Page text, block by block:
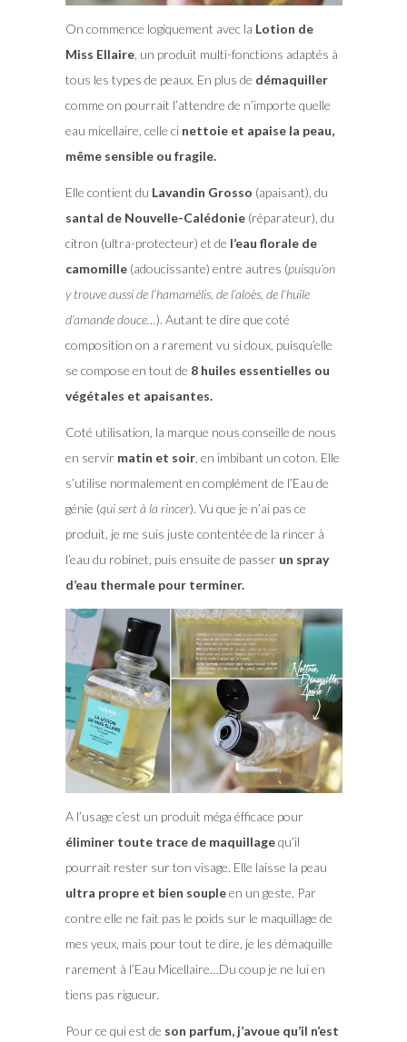
On commence logiquement avec la Lotion de
Miss Ellaire, un produit multi-fonctions adaptés à
tous les types de peaux. En plus de démaquiller
comme on pourrait l’attendre de n’importe quelle
eau micellaire, celle ci nettoie et apaise la peau,
même sensible ou fragile.
Elle contient du Lavandin Grosso (apaisant), du
santal de Nouvelle-Calédonie(réparateur), du
citron (ultra-protecteur) et de l’eau florale de
camomille(adoucissante) entre autres (puisqu’on
y trouve aussi de l’hamamélis, de l’aloès, de l’huile
d’amande douce…). Autant te dire que coté
composition on a rarement vu si doux, puisqu’elle
se compose en tout de 8 huiles essentielles ou
végétales et apaisantes.
Coté utilisation, la marque nous conseille de nous
en servirmatin et soir, en imbibant un coton. Elle
s’utilise normalement en complément de l’Eau de
génie (qui sert à la rincer). Vu que je n’ai pas ce
produit, je me suis juste contentée de la rincer à
l’eau du robinet, puis ensuite de passer un spray
d’eau thermale pour terminer.
A l’usage c’est un produit méga éfficace pour
éliminer toute trace de maquillagequ’il
pourrait rester sur ton visage. Elle laisse la peau
ultra propre et bien soupleen un geste. Par
contre elle ne fait pas le poids sur le maquillage de
mes yeux, mais pour tout te dire, je les démaquille
rarement à l’Eau Micellaire…Du coup je ne lui en
tiens pas rigueur.
Pour ce qui est de son parfum, j’avoue qu’il n’est